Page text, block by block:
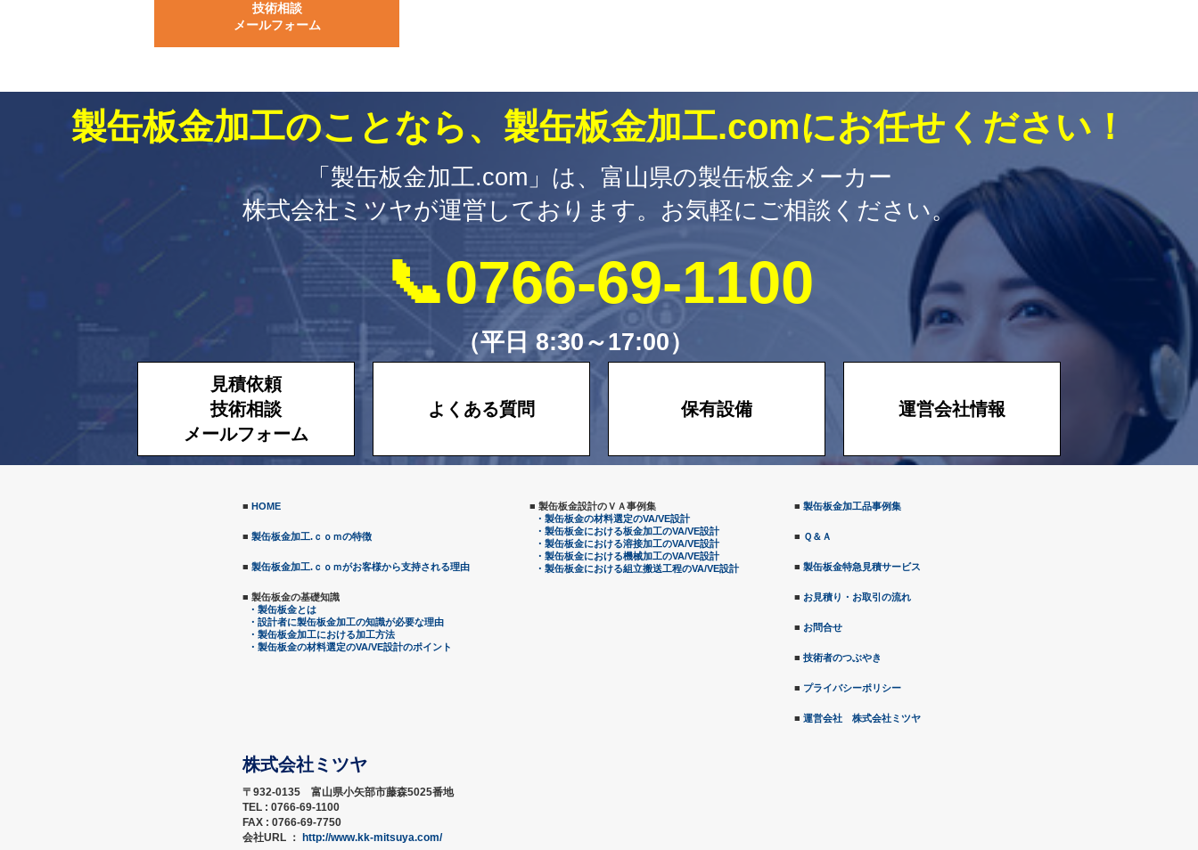
技術相談
メールフォーム
製缶板金加工のことなら、製缶板金加工.comにお任せください！
「製缶板金加工.com」は、富山県の製缶板金メーカー
株式会社ミツヤが運営しております。お気軽にご相談ください。
📞0766-69-1100
（平日 8:30～17:00）
見積依頼
技術相談
メールフォーム
よくある質問 保有設備 運営会社情報
■ HOME
■ 製缶板金設計のＶＡ事例集
・製缶板金の材料選定のVA/VE設計
・製缶板金における板金加工のVA/VE設計
・製缶板金における溶接加工のVA/VE設計
・製缶板金における機械加工のVA/VE設計
・製缶板金における組立搬送工程のVA/VE設計
■ 製缶板金加工品事例集
■ 製缶板金加工.ｃｏｍの特徴 ■ Ｑ＆Ａ
■ 製缶板金加工.ｃｏｍがお客様から支持される理由 ■ 製缶板金特急見積サービス
■ 製缶板金の基礎知識
・製缶板金とは
・設計者に製缶板金加工の知識が必要な理由
・製缶板金加工における加工方法
・製缶板金の材料選定のVA/VE設計のポイント
■ お見積り・お取引の流れ
■ お問合せ
■ 技術者のつぶやき
■ プライバシーポリシー
■ 運営会社 株式会社ミツヤ
株式会社ミツヤ
〒932-0135 富山県小矢部市藤森5025番地
TEL : 0766-69-1100
FAX : 0766-69-7750
会社URL ：
http://www.kk-mitsuya.com/